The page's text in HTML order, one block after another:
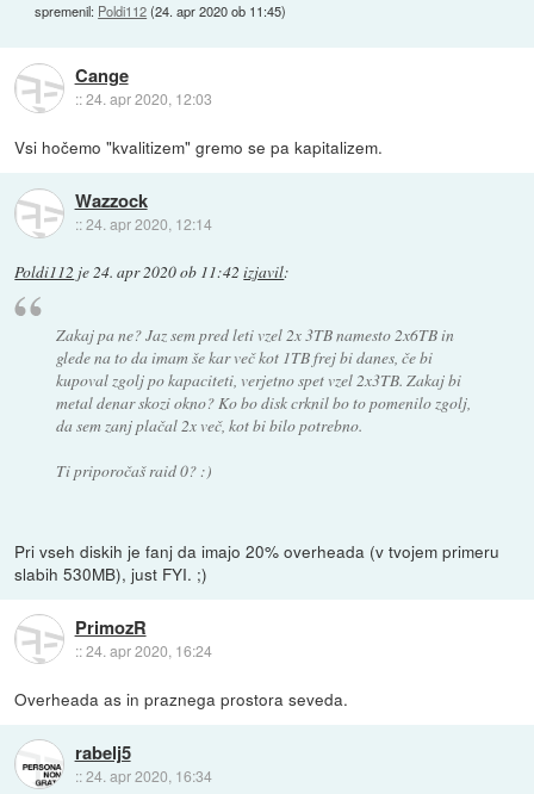
spremenil: Poldi112(24. apr 2020 ob 11:45)
Cange
::24. apr 2020, 12:03
Vsi hočemo "kvalitizem" gremo se pa kapitalizem.
Wazzock
::24. apr 2020, 12:14
Poldi112 je24. apr 2020 ob 11:42 izjavil:
Zakaj pa ne? Jaz sem pred leti vzel 2x 3TB namesto 2x6TB in
glede na to da imam še kar več kot 1TB frej bi danes, če bi
kupoval zgolj po kapaciteti, verjetno spet vzel 2x3TB. Zakaj bi
metal denar skozi okno? Ko bo disk crknil bo to pomenilo zgolj,
da sem zanj plačal 2x več, kot bi bilo potrebno.
Ti priporočaš raid 0? :)
Pri vseh diskih je fanj da imajo 20% overheada (v tvojem primeru
slabih 530MB), just FYI. ;)
PrimozR
::24. apr 2020, 16:24
Overheada as in praznega prostora seveda.
rabelj5
::24. apr 2020, 16:34